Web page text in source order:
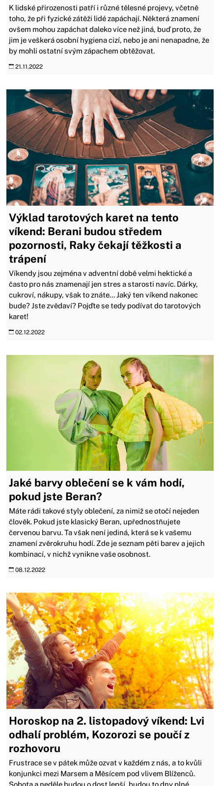
K lidské přirozenosti patří i různé tělesné projevy, včetně
toho, že při fyzické zátěži lidé zapáchají. Některá znamení
ovšem mohou zapáchat daleko více než jiná, buď proto, že
jim je veškerá osobní hygiena cizí, nebo je ani nenapadne, že
by mohli ostatní svým zápachem obtěžovat.
21.11.2022
Výklad tarotových karet na tento
víkend: Berani budou středem
pozornosti, Raky čekají těžkosti a
trápení
Víkendy jsou zejména v adventní době velmi hektické a
často pro nás znamenají jen stres a starosti navíc. Dárky,
cukroví, nákupy, však to znáte... Jaký ten víkend nakonec
bude? Jste zvědaví? Pojďte se tedy podívat do tarotových
karet!
02.12.2022
Jaké barvy oblečení se k vám hodí,
pokud jste Beran?
Máte rádi takové styly oblečení, za nimiž se otočí nejeden
člověk. Pokud jste klasický Beran, upřednostňujete
červenou barvu. Ta však není jediná, která se k vašemu
znamení zvěrokruhu hodí. Zde je seznam pěti barev a jejich
kombinací, v nichž vynikne vaše osobnost.
08.12.2022
Horoskop na 2. listopadový víkend: Lvi
odhalí problém, Kozorozi se poučí z
rozhovoru
​​​​​​​Frustrace se v pátek může ozvat v každém z nás, a to kvůli
konjunkci mezi Marsem a Měsícem pod vlivem Blíženců.
Sobota a neděle budou o dost lepší, budou to dny plné